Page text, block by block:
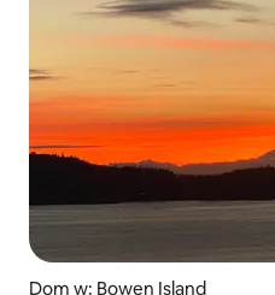
Dom w: Bowen Island